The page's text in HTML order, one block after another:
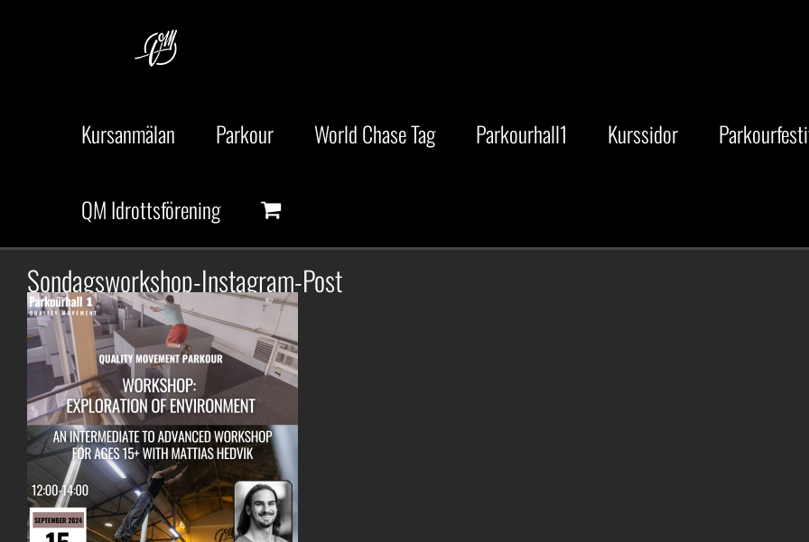
Kursanmälan Parkour World Chase Tag Parkourhall1 Kurssidor
QM Idrottsförening
Sondagsworkshop-Instagram-Post